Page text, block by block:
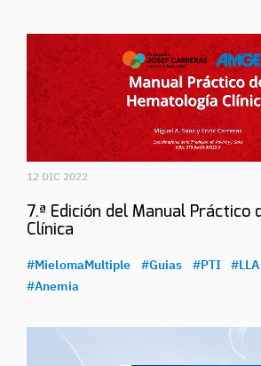
12 DIC 2022
7.ª Edición del Manual Práctico
Clínica
#MielomaMultiple #Guias #PTI #LLA
#Anemia